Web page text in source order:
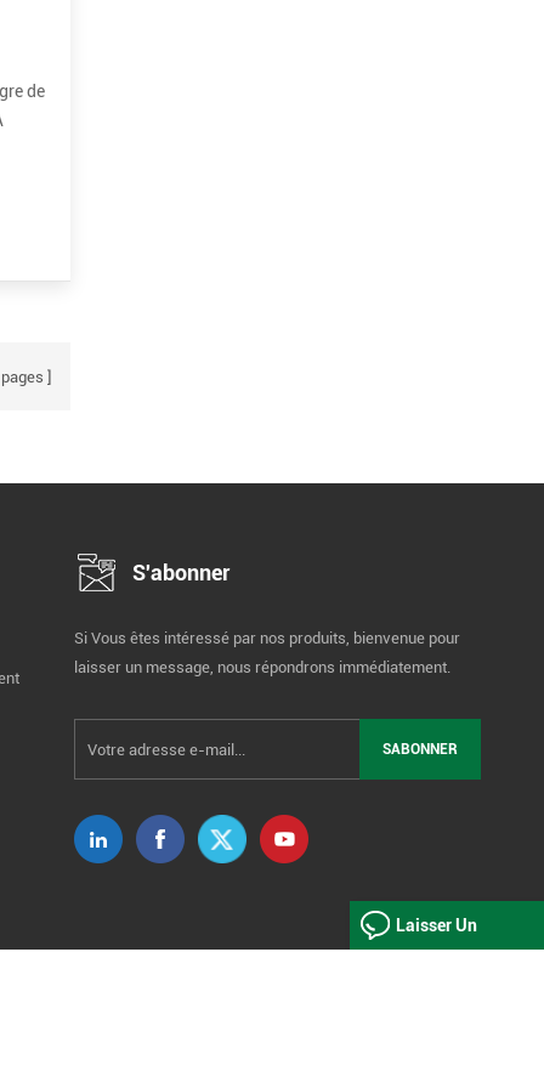
de
pages
S'abonner
Si Vous êtes intéressé par nos produits, bienvenue pour
laisser un message, nous répondrons immédiatement.
Laisser Un